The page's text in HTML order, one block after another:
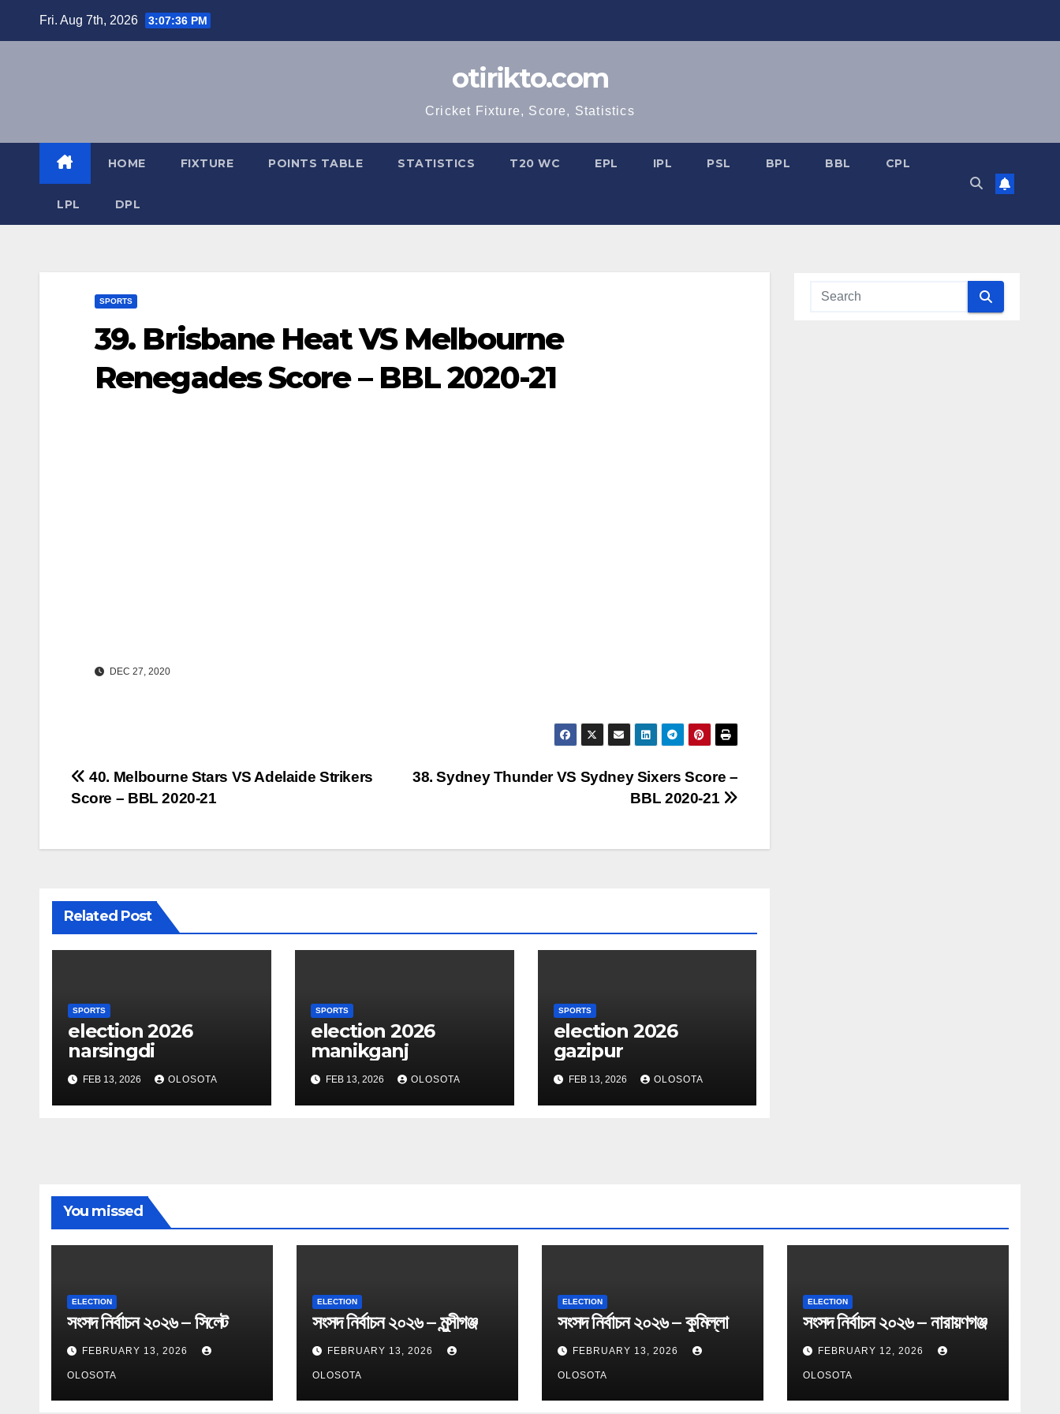
Fri. Aug 7th, 2026 3:07:36 PM
otirikto.com
Cricket Fixture, Score, Statistics
HOME FIXTURE POINTS TABLE STATISTICS T20 WC EPL IPL PSL BPL BBL CPL
LPL DPL
SPORTS
39. Brisbane Heat VS Melbourne
Renegades Score – BBL 2020-21
DEC 27, 2020
Post
38. Sydney Thunder VS Sydney Sixers Score –
BBL 2020-21
40. Melbourne Stars VS Adelaide Strikers
Score – BBL 2020-21
Related Post
SPORTS
election 2026
narsingdi
FEB 13, 2026 OLOSOTA
SPORTS
election 2026
manikganj
FEB 13, 2026 OLOSOTA
SPORTS
election 2026
gazipur
FEB 13, 2026 OLOSOTA
You missed
ELECTION
সংসদ নির্বাচন ২০২৬ – সিলেট
FEBRUARY 13, 2026
OLOSOTA
ELECTION
সংসদ নির্বাচন ২০২৬ – মুন্সীগঞ্জ
FEBRUARY 13, 2026
OLOSOTA
ELECTION
সংসদ নির্বাচন ২০২৬ – কুমিল্লা
FEBRUARY 13, 2026
OLOSOTA
ELECTION
সংসদ নির্বাচন ২০২৬ – নারায়ণগঞ্জ
FEBRUARY 12, 2026
OLOSOTA